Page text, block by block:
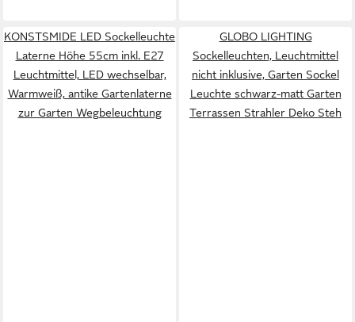
KONSTSMIDE LED Sockelleuchte
Laterne Höhe 55cm inkl. E27
Leuchtmittel, LED wechselbar,
Warmweiß, antike Gartenlaterne
zur Garten Wegbeleuchtung
GLOBO LIGHTING
Sockelleuchten, Leuchtmittel
nicht inklusive, Garten Sockel
Leuchte schwarz-matt Garten
Terrassen Strahler Deko Steh